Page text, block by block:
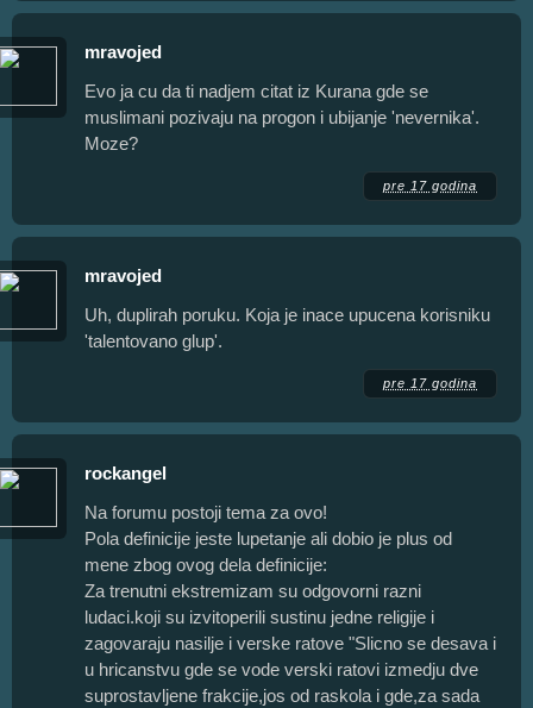
mravojed
Evo ja cu da ti nadjem citat iz Kurana gde se
muslimani pozivaju na progon i ubijanje 'nevernika'.
Moze?
pre 17 godina
mravojed
Uh, duplirah poruku. Koja je inace upucena korisniku
'talentovano glup'.
pre 17 godina
rockangel
Na forumu postoji tema za ovo!
Pola definicije jeste lupetanje ali dobio je plus od
mene zbog ovog dela definicije:
Za trenutni ekstremizam su odgovorni razni
ludaci.koji su izvitoperili sustinu jedne religije i
zagovaraju nasilje i verske ratove "Slicno se desava i
u hricanstvu gde se vode verski ratovi izmedju dve
suprostavljene frakcije,jos od raskola i gde,za sada